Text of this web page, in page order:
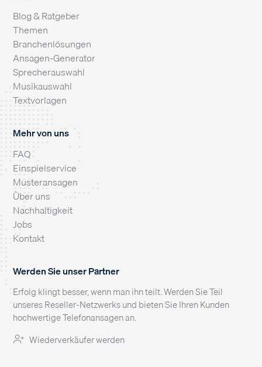
Blog & Ratgeber
Themen
Branchenlösungen
Ansagen-Generator
Sprecherauswahl
Musikauswahl
Textvorlagen
Mehr von uns
FAQ
Einspielservice
Musteransagen
Über uns
Nachhaltigkeit
Jobs
Kontakt
Werden Sie unser Partner
Erfolg klingt besser, wenn man ihn teilt. Werden Sie Teil
unseres Reseller-Netzwerks und bieten Sie Ihren Kunden
hochwertige Telefonansagen an.
Wiederverkäufer werden